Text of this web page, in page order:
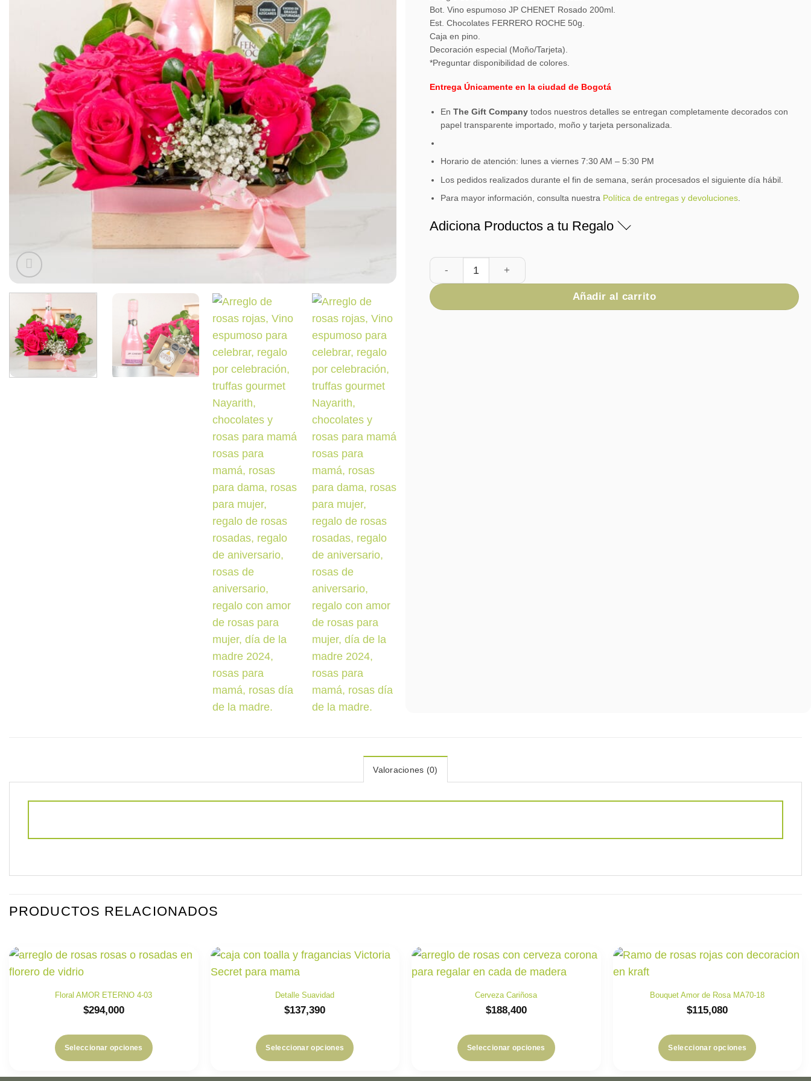
Bot. Vino espumoso JP CHENET Rosado 200ml.
Est. Chocolates FERRERO ROCHE 50g.
Caja en pino.
Decoración especial (Moño/Tarjeta).
*Preguntar disponibilidad de colores.
Entrega Únicamente en la ciudad de Bogotá
En The Gift Company todos nuestros detalles se entregan completamente decorados con
papel transparente importado, moño y tarjeta personalizada.
Horario de atención: lunes a viernes 7:30 AM – 5:30 PM
Los pedidos realizados durante el fin de semana, serán procesados el siguiente día hábil.
Para mayor información, consulta nuestra Política de entregas y devoluciones
Adiciona Productos a tu Regalo
Art Box cantidad
Añadir al carrito
Valoraciones (0)
PRODUCTOS RELACIONADOS
Floral AMOR ETERNO 4-03
$294,000
Seleccionar opciones
Detalle Suavidad
$137,390
Seleccionar opciones
Cerveza Cariñosa
$188,400
Seleccionar opciones
Bouquet Amor de Rosa MA70-18
$115,080
Seleccionar opciones